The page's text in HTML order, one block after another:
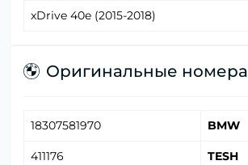
xDrive 40e (2015-2018)
Оригинальные номера
18307581970 BMW
411176 TESH